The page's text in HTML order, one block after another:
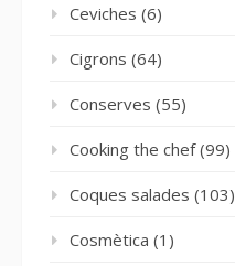
Ceviches (6)
Cigrons (64)
Conserves (55)
Cooking the chef(99)
Coques salades (103)
Cosmètica (1)